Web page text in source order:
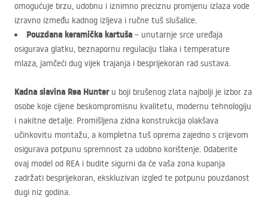
omogućuje brzu, udobnu i iznimno preciznu promjenu izlaza vode
izravno između kadnog izljeva i ručne tuš slušalice.
Pouzdana keramička kartuša – unutarnje srce uređaja
osigurava glatku, beznapornu regulaciju tlaka i temperature
mlaza, jamčeći dug vijek trajanja i besprijekoran rad sustava.
Kadna slavina Rea Hunteru boji brušenog zlata najbolji je izbor za
osobe koje cijene beskompromisnu kvalitetu, modernu tehnologiju
i nakitne detalje. Promišljena zidna konstrukcija olakšava
učinkovitu montažu, a kompletna tuš oprema zajedno s crijevom
osigurava potpunu spremnost za udobno korištenje. Odaberite
ovaj model od REA i budite sigurni da će vaša zona kupanja
zadržati besprijekoran, ekskluzivan izgled te potpunu pouzdanost
dugi niz godina.